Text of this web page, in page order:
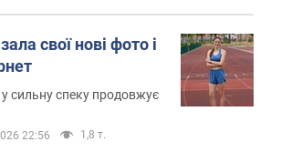
свої нові фото і
сильну спеку продовжує
22:56 1,8 т.